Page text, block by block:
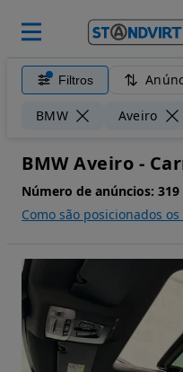
Filtros
BMW Aveiro
BMW Aveiro -
Número de anúncios: 319
Como são posicionados